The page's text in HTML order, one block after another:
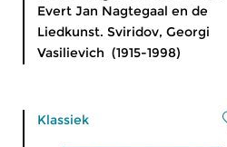
Evert Jan Nagtegaal en de
Liedkunst. Sviridov, Georgi
Vasilievich (1915-1998)
Klassiek